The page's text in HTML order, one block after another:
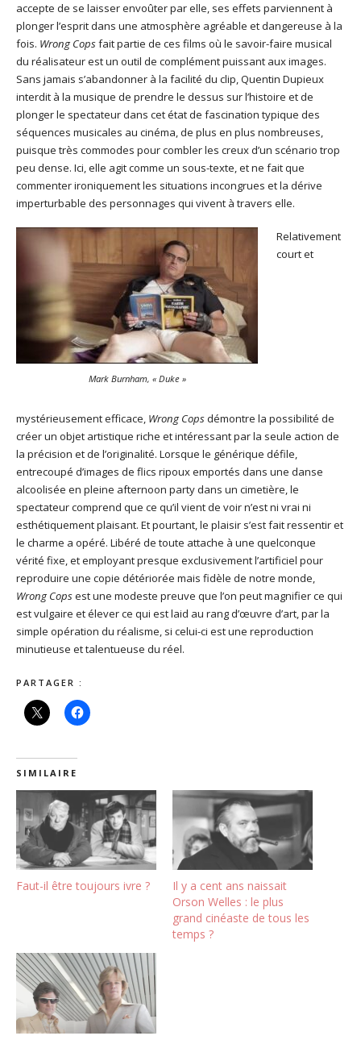
accepte de se laisser envoûter par elle, ses effets parviennent à
plonger l’esprit dans une atmosphère agréable et dangereuse à la
fois. Wrong Copsfait partie de ces films où le savoir-faire musical
du réalisateur est un outil de complément puissant aux images.
Sans jamais s’abandonner à la facilité du clip, Quentin Dupieux
interdit à la musique de prendre le dessus sur l’histoire et de
plonger le spectateur dans cet état de fascination typique des
séquences musicales au cinéma, de plus en plus nombreuses,
puisque très commodes pour combler les creux d’un scénario trop
peu dense. Ici, elle agit comme un sous-texte, et ne fait que
commenter ironiquement les situations incongrues et la dérive
imperturbable des personnages qui vivent à travers elle.
Mark Burnham, « Duke »
Relativement
court et
mystérieusement efficace, Wrong Copsdémontre la possibilité de
créer un objet artistique riche et intéressant par la seule action de
la précision et de l’originalité. Lorsque le générique défile,
entrecoupé d’images de flics ripoux emportés dans une danse
alcoolisée en pleine afternoon party dans un cimetière, le
spectateur comprend que ce qu’il vient de voir n’est ni vrai ni
esthétiquement plaisant. Et pourtant, le plaisir s’est fait ressentir et
le charme a opéré. Libéré de toute attache à une quelconque
vérité fixe, et employant presque exclusivement l’artificiel pour
reproduire une copie détériorée mais fidèle de notre monde,
Wrong Copsest une modeste preuve que l’on peut magnifier ce qui
est vulgaire et élever ce qui est laid au rang d’œuvre d’art, par la
simple opération du réalisme, si celui-ci est une reproduction
minutieuse et talentueuse du réel.
PARTAGER :
SIMILAIRE
Faut-il être toujours ivre ?
Il y a cent ans naissait
Orson Welles : le plus
grand cinéaste de tous les
temps ?